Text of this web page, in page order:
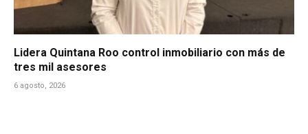
Lidera Quintana Roo control inmobiliario con más de
tres mil asesores
6 agosto, 2026